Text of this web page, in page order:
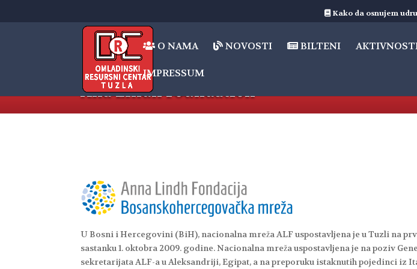
Kako da osnujem
O NAMA NOVOSTI BILTENI
IMPRESSUM
Ana Lindh Foundation
U Bosni i Hercegovini (BiH), nacionalna mreža ALF uspostavljena je u Tuzli na
sastanku 1. oktobra 2009. godine. Nacionalna mreža uspostavljena je na poziv
sekretarijata ALF-a u Aleksandriji, Egipat, a na preporuku istaknutih pojedinci iz